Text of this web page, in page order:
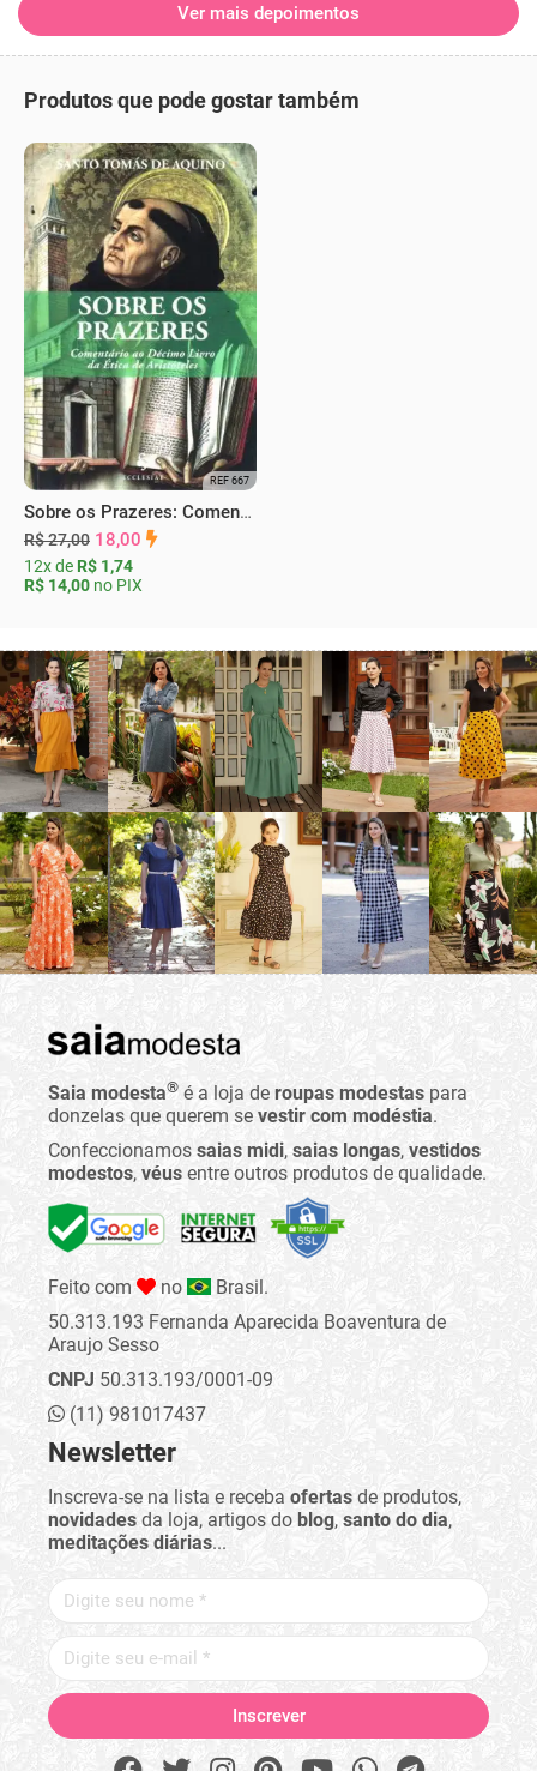
Ver mais depoimentos
Produtos que pode gostar também
REF 667
Sobre os Prazeres: Comentário ao Décimo Livro da Ética de Aristóteles
R$ 27,00 18,00
12x de R$ 1,74
R$ 14,00 no PIX
Saia modesta® é a loja de roupas modestas para
donzelas que querem se vestir com modéstia.
Confeccionamos saias midi, saias longas, vestidos
modestos, véus entre outros produtos de qualidade.
Feito com no
Brasil.
50.313.193 Fernanda Aparecida Boaventura de
Araujo Sesso
CNPJ50.313.193/0001-09
(11) 981017437
Newsletter
Inscreva-se na lista e receba ofertas de produtos,
novidades da loja, artigos do blog, santo do dia,
meditações diárias...